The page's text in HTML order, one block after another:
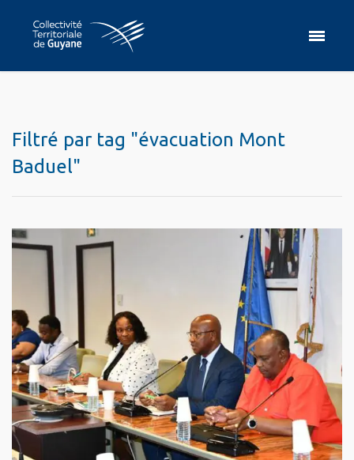
Filtré par tag "évacuation Mont
Baduel"